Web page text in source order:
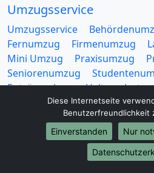
Umzugsservice
Umzugsservice
Fernumzug
Firmenumzug
Mini Umzug
Praxisumzug
Seniorenumzug
Entrümpelung
Möbellift
Haushaltsauflösung
Möbelmitfahrzentrale
Diese Internetseite
Benutzerfreundlichkeit
Einverstanden
Nur